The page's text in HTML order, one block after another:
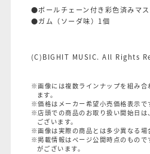
●ボールチェーン付き彩色済みマス
●ガム（ソーダ味）1個
(C)BIGHIT MUSIC. All Rights
※画像には複数ラインナップを組み合
ます。
※価格はメーカー希望小売価格表示で
※店頭での商品のお取り扱い開始日は
ございます。
※画像は実際の商品とは多少異なる場
※掲載情報はページ公開時点のもので
がございます。